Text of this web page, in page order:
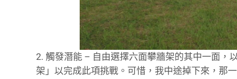
2. 觸發潛能 – 自由選擇六面攀牆架的其中一面，
架」以完成此項挑戰。可惜，我中途掉下來，那